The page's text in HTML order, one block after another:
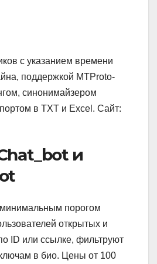
с указанием времени
поддержкой MTProto-
синонимайзером
в TXT и Excel. Сайт:
и
порогом
открытых и
ID или ссылке, фильтруют
в био. Цены от 100